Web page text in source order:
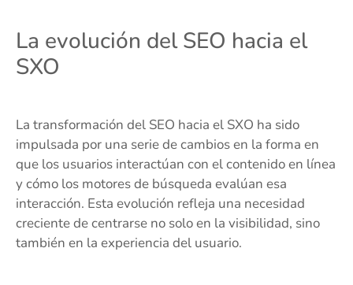
La evolución del SEO hacia el
SXO
La transformación del SEO hacia el SXO ha sido
impulsada por una serie de cambios en la forma en
que los usuarios interactúan con el contenido en línea
y cómo los motores de búsqueda evalúan esa
interacción. Esta evolución refleja una necesidad
creciente de centrarse no solo en la visibilidad, sino
también en la experiencia del usuario.